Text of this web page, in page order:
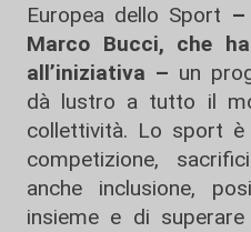
Europea dello Sport –
Marco Bucci, che
all’iniziativa – un
dà lustro a tutto il
collettività. Lo sport è
competizione,
anche inclusione,
insieme e di